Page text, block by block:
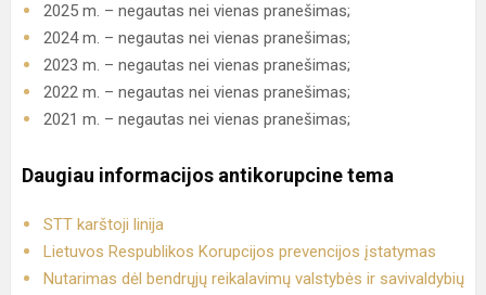
2025 m. – negautas nei vienas pranešimas;
2024 m. – negautas nei vienas pranešimas;
2023 m. – negautas nei vienas pranešimas;
2022 m. – negautas nei vienas pranešimas;
2021 m. – negautas nei vienas pranešimas;
Daugiau informacijos antikorupcine tema
STT karštoji linija
Lietuvos Respublikos Korupcijos prevencijos įstatymas
Nutarimas dėl bendrųjų reikalavimų valstybės ir savivaldybių